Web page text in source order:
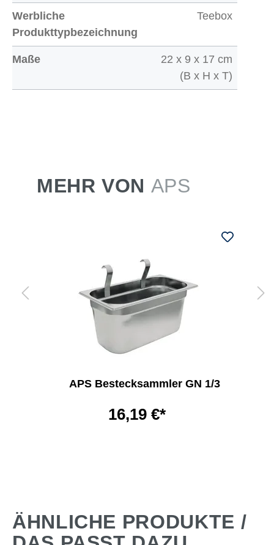
Werbliche
Produkttypbezeichnung
Teebox
Maße
22 x 9 x 17 cm
(B x H x T)
MEHR VON APS
APS Bestecksammler GN 1/3
16,19 €*
ÄHNLICHE PRODUKTE /